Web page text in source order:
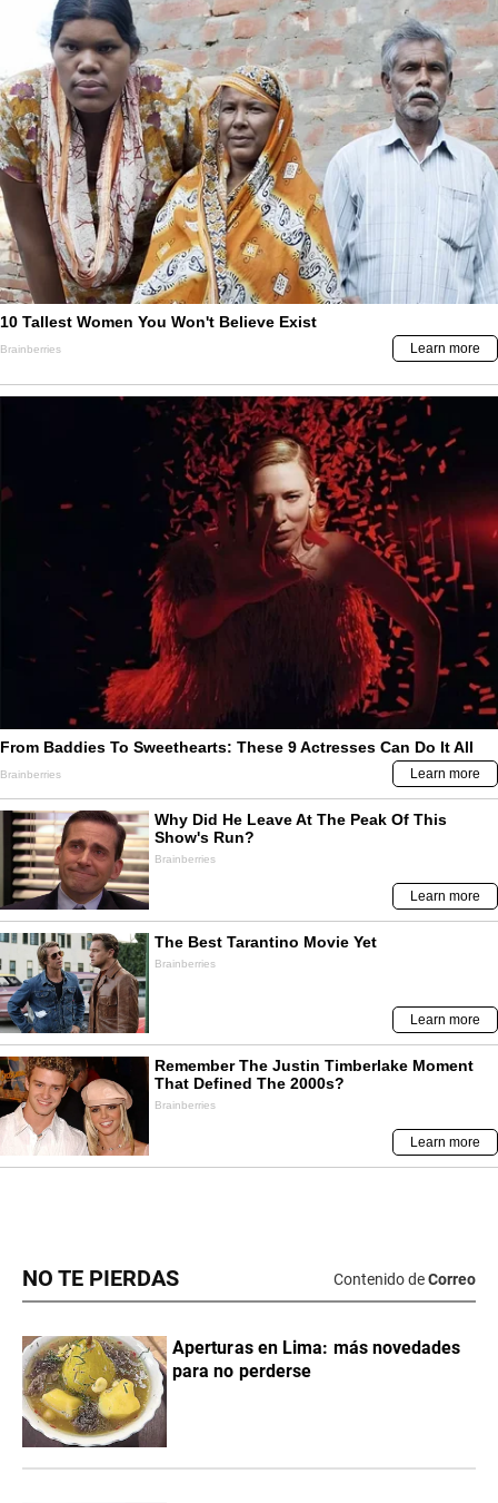
NO TE PIERDAS Contenido deCorreo
Aperturas en Lima: más novedades
para no perderse